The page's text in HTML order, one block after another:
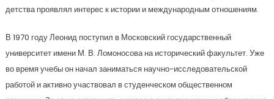
детства проявлял интерес к истории и международным отношениям.
В 1970 году Леонид поступил в Московский государственный
университет имени М. В. Ломоносова на исторический факультет. Уже
во время учебы он начал заниматься научно-исследовательской
работой и активно участвовал в студенческом общественном